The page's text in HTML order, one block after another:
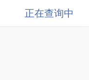
正在查询中